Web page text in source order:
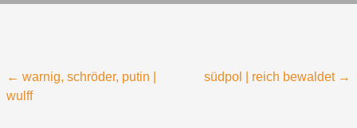
Beitragsnavigation
← warnig, schröder, putin |
wulff
südpol | reich bewaldet →